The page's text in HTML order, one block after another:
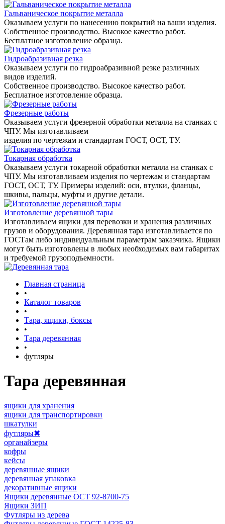
Гальваническое покрытие металла
Оказываем услуги по нанесению покрытий на ваши изделия.
Собственное производство. Высокое качество работ.
Бесплатное изготовление образца.
Гидроабразивная резка
Оказываем услуги по гидроабразивной резке различных
видов изделий.
Собственное производство. Высокое качество работ.
Бесплатное изготовление образца.
Фрезерные работы
Оказываем услуги фрезерной обработки металла на станках с
ЧПУ. Мы изготавливаем
изделия по чертежам и стандартам ГОСТ, ОСТ, ТУ.
Токарная обработка
Оказываем услуги токарной обработки металла на станках с
ЧПУ. Мы изготавливаем изделия по чертежам и стандартам
ГОСТ, ОСТ, ТУ. Примеры изделий: оси, втулки, фланцы,
шкивы, пальцы, муфты и другие детали.
Изготовление деревянной тары
Изготавливаем ящики для перевозки и хранения различных
грузов и оборудования. Деревянная тара изготавливается по
ГОСТам либо индивидуальным параметрам заказчика. Ящики
могут быть изготовлены в любых необходимых вам габаритах
и требуемой грузоподъемности.
Главная страница
•
Каталог товаров
•
Тара, ящики, боксы
•
Тара деревянная
•
футляры
Тара деревянная
ящики для хранения
ящики для транспортировки
шкатулки
футляры✖
органайзеры
кофры
кейсы
деревянные ящики
деревянная упаковка
декоративные ящики
Ящики деревянные ОСТ 92-8700-75
Ящики ЗИП
Футляры из дерева